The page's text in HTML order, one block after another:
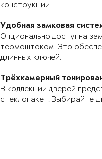
конструкции.
Удобная замковая
Опционально доступна
термоштоком. Это
длинных ключей.
Трёхкамерный
В коллекции дверей
стеклопакет. Выбирайте